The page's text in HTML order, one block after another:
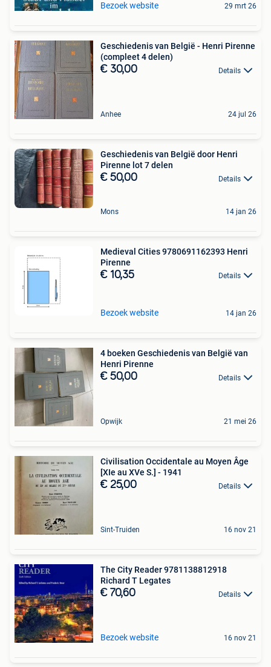
Bezoek website 29 mrt 26
Geschiedenis van België - Henri Pirenne
(compleet 4 delen)
€ 30,00 Details
Anhee 24 jul 26
Geschiedenis van België door Henri
Pirenne lot 7 delen
€ 50,00 Details
Mons 14 jan 26
Medieval Cities 9780691162393 Henri
Pirenne
€ 10,35 Details
Bezoek website 14 jan 26
4 boeken Geschiedenis van België van
Henri Pirenne
€ 50,00 Details
Opwijk 21 mei 26
Civilisation Occidentale au Moyen Âge
[XIe au XVe S.] - 1941
€ 25,00 Details
Sint-Truiden 16 nov 21
The City Reader 9781138812918
Richard T Legates
€ 70,60 Details
Bezoek website 16 nov 21